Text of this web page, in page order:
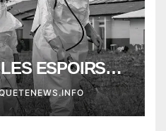
ESPOIRS
TEND